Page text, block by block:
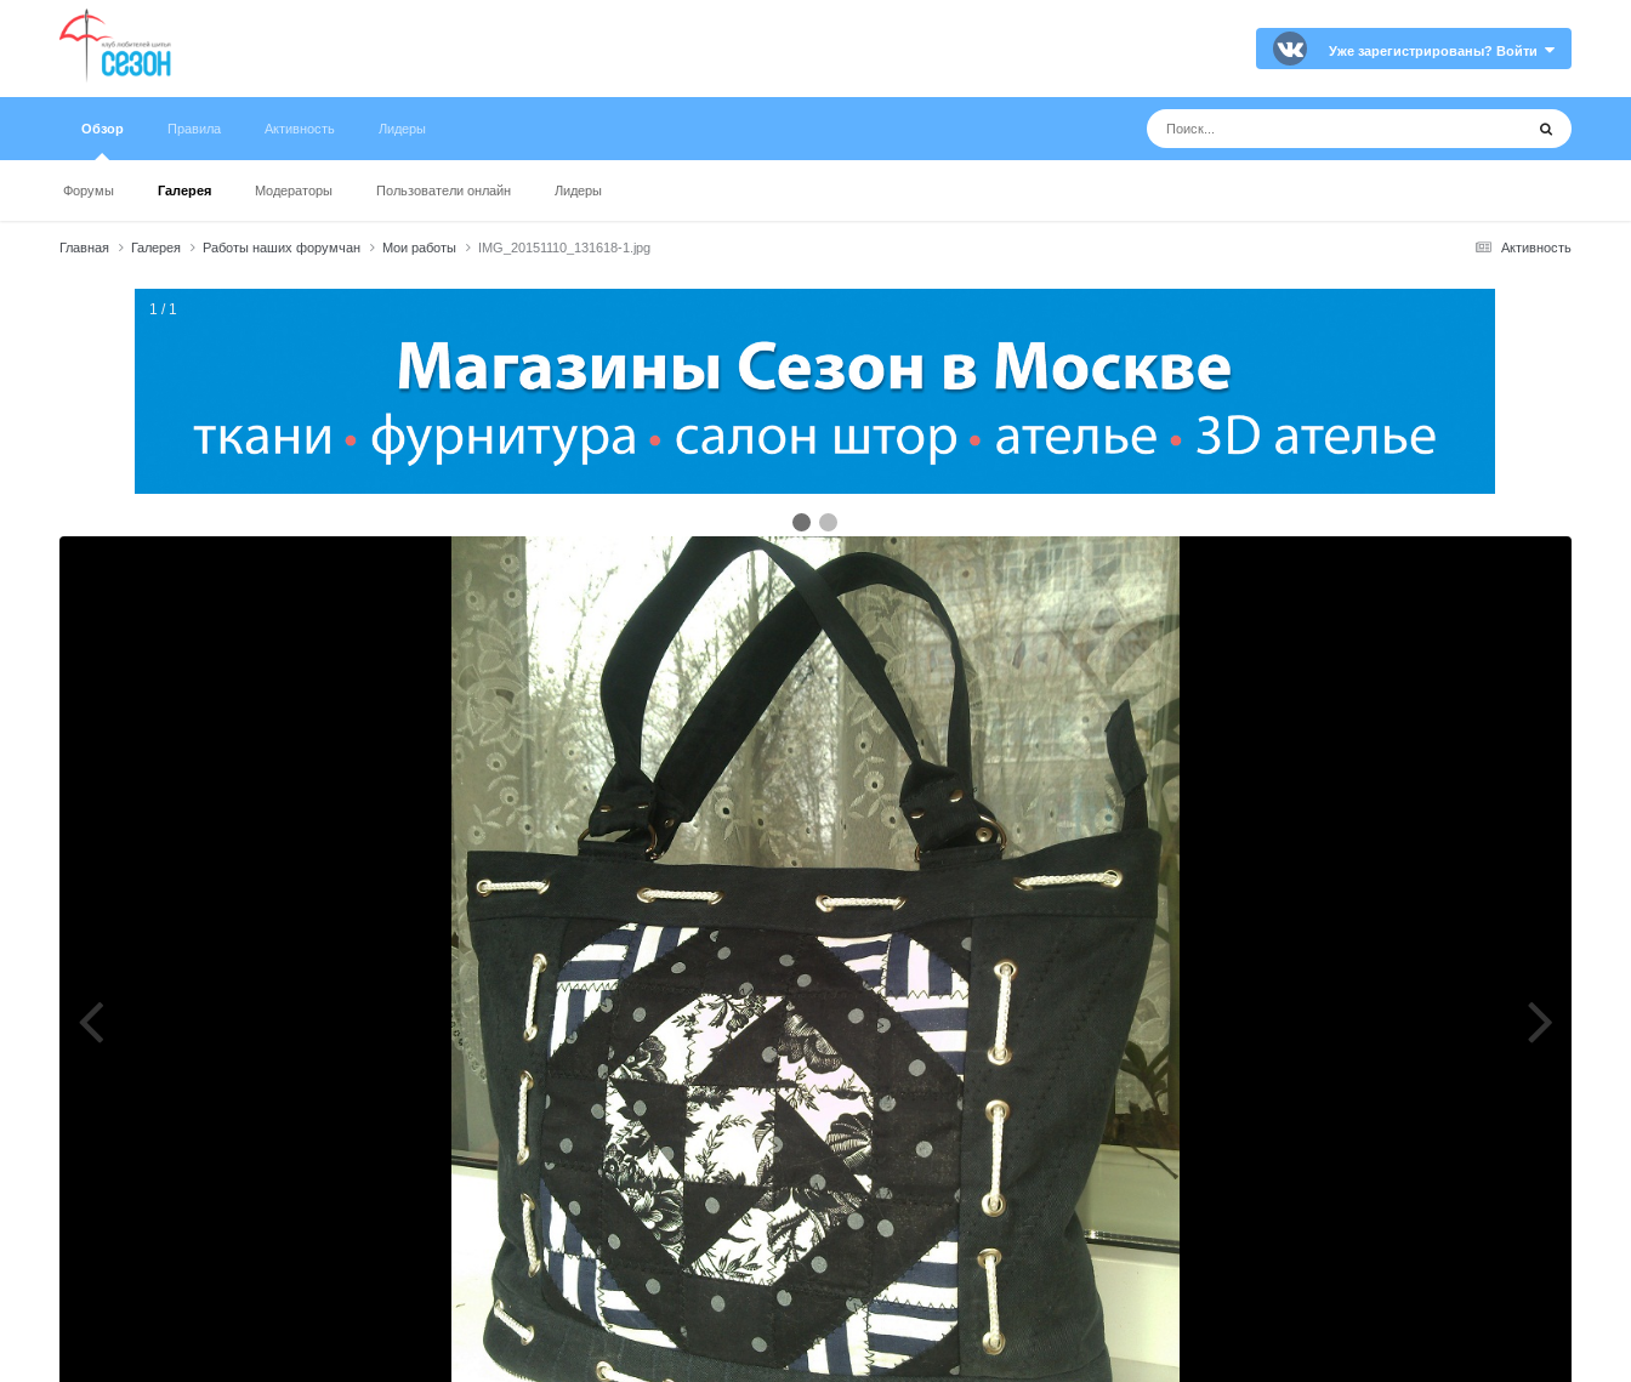
Уже зарегистрированы? Войти
Обзор
Форумы Галерея Модераторы Пользователи онлайн Лидеры
Правила Активность Лидеры
Активность
Главная Галерея Работы наших форумчан Мои работы IMG_20151110_131618-1.jpg
1 / 1